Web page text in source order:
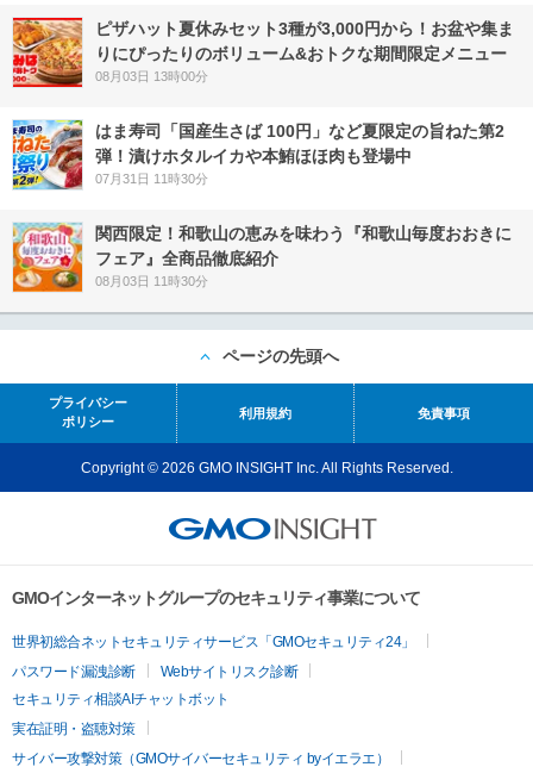
ピザハット夏休みセット3種が3,000円から！お盆や集ま
りにぴったりのボリューム&おトクな期間限定メニュー
08月03日 13時00分
はま寿司「国産生さば 100円」など夏限定の旨ねた第2
弾！漬けホタルイカや本鮪ほほ肉も登場中
07月31日 11時30分
関西限定！和歌山の恵みを味わう『和歌山毎度おおきに
フェア』全商品徹底紹介
08月03日 11時30分
ページの先頭へ
プライバシー
ポリシー
利用規約 免責事項
Copyright © 2026 GMO INSIGHT Inc. All Rights Reserved.
GMOインターネットグループのセキュリティ事業について
世界初総合ネットセキュリティサービス「GMOセキュリティ24」
パスワード漏洩診断
Webサイトリスク診断
セキュリティ相談AIチャットボット
実在証明・盗聴対策
サイバー攻撃対策（GMOサイバーセキュリティ byイエラエ）